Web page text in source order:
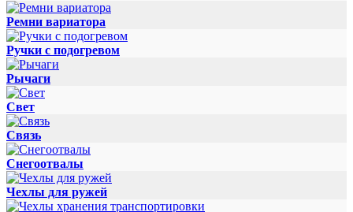
Ремни вариатора
Ручки с подогревом
Рычаги
Свет
Связь
Снегоотвалы
Чехлы для ружей